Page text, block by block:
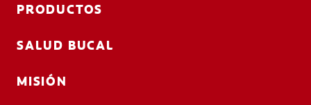
PRODUCTOS
SALUD BUCAL
MISIÓN